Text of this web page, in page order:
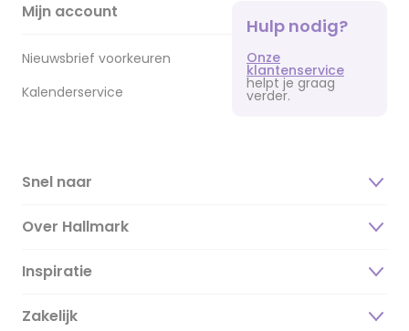
Mijn account
Nieuwsbrief voorkeuren
Kalenderservice
Hulp nodig?
Onze
klantenservice
helpt je graag
verder.
Snel naar
Over Hallmark
Over ons
Duurzaamheid
Inspiratie
Magazine
Zakelijk